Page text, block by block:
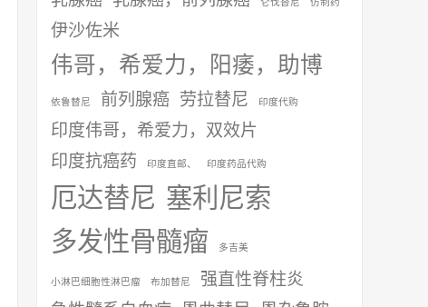
仑伐替尼 仿制药
伊沙佐米
伟哥，希爱力，阳痿，助博
依鲁替尼 前列腺癌 劳拉替尼 印度代购
印度伟哥，希爱力，双效片
印度抗癌药
印度直邮、 印度药品代购
厄达替尼 塞利尼索
多发性骨髓瘤
多吉美
小淋巴细胞性淋巴瘤 布加替尼
强直性脊柱炎